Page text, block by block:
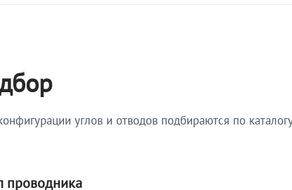
углов и отводов подбираются по
проводника